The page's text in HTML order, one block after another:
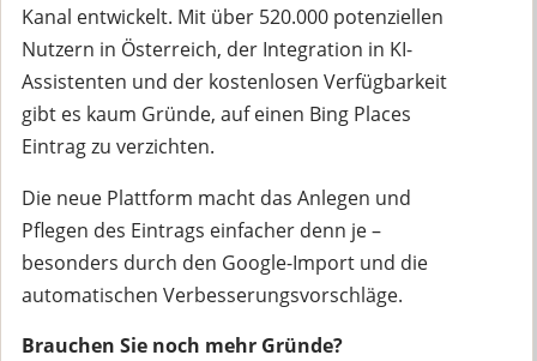
Kanal entwickelt. Mit über 520.000 potenziellen
Nutzern in Österreich, der Integration in KI-
Assistenten und der kostenlosen Verfügbarkeit
gibt es kaum Gründe, auf einen Bing Places
Eintrag zu verzichten.
Die neue Plattform macht das Anlegen und
Pflegen des Eintrags einfacher denn je –
besonders durch den Google-Import und die
automatischen Verbesserungsvorschläge.
Brauchen Sie noch mehr Gründe?